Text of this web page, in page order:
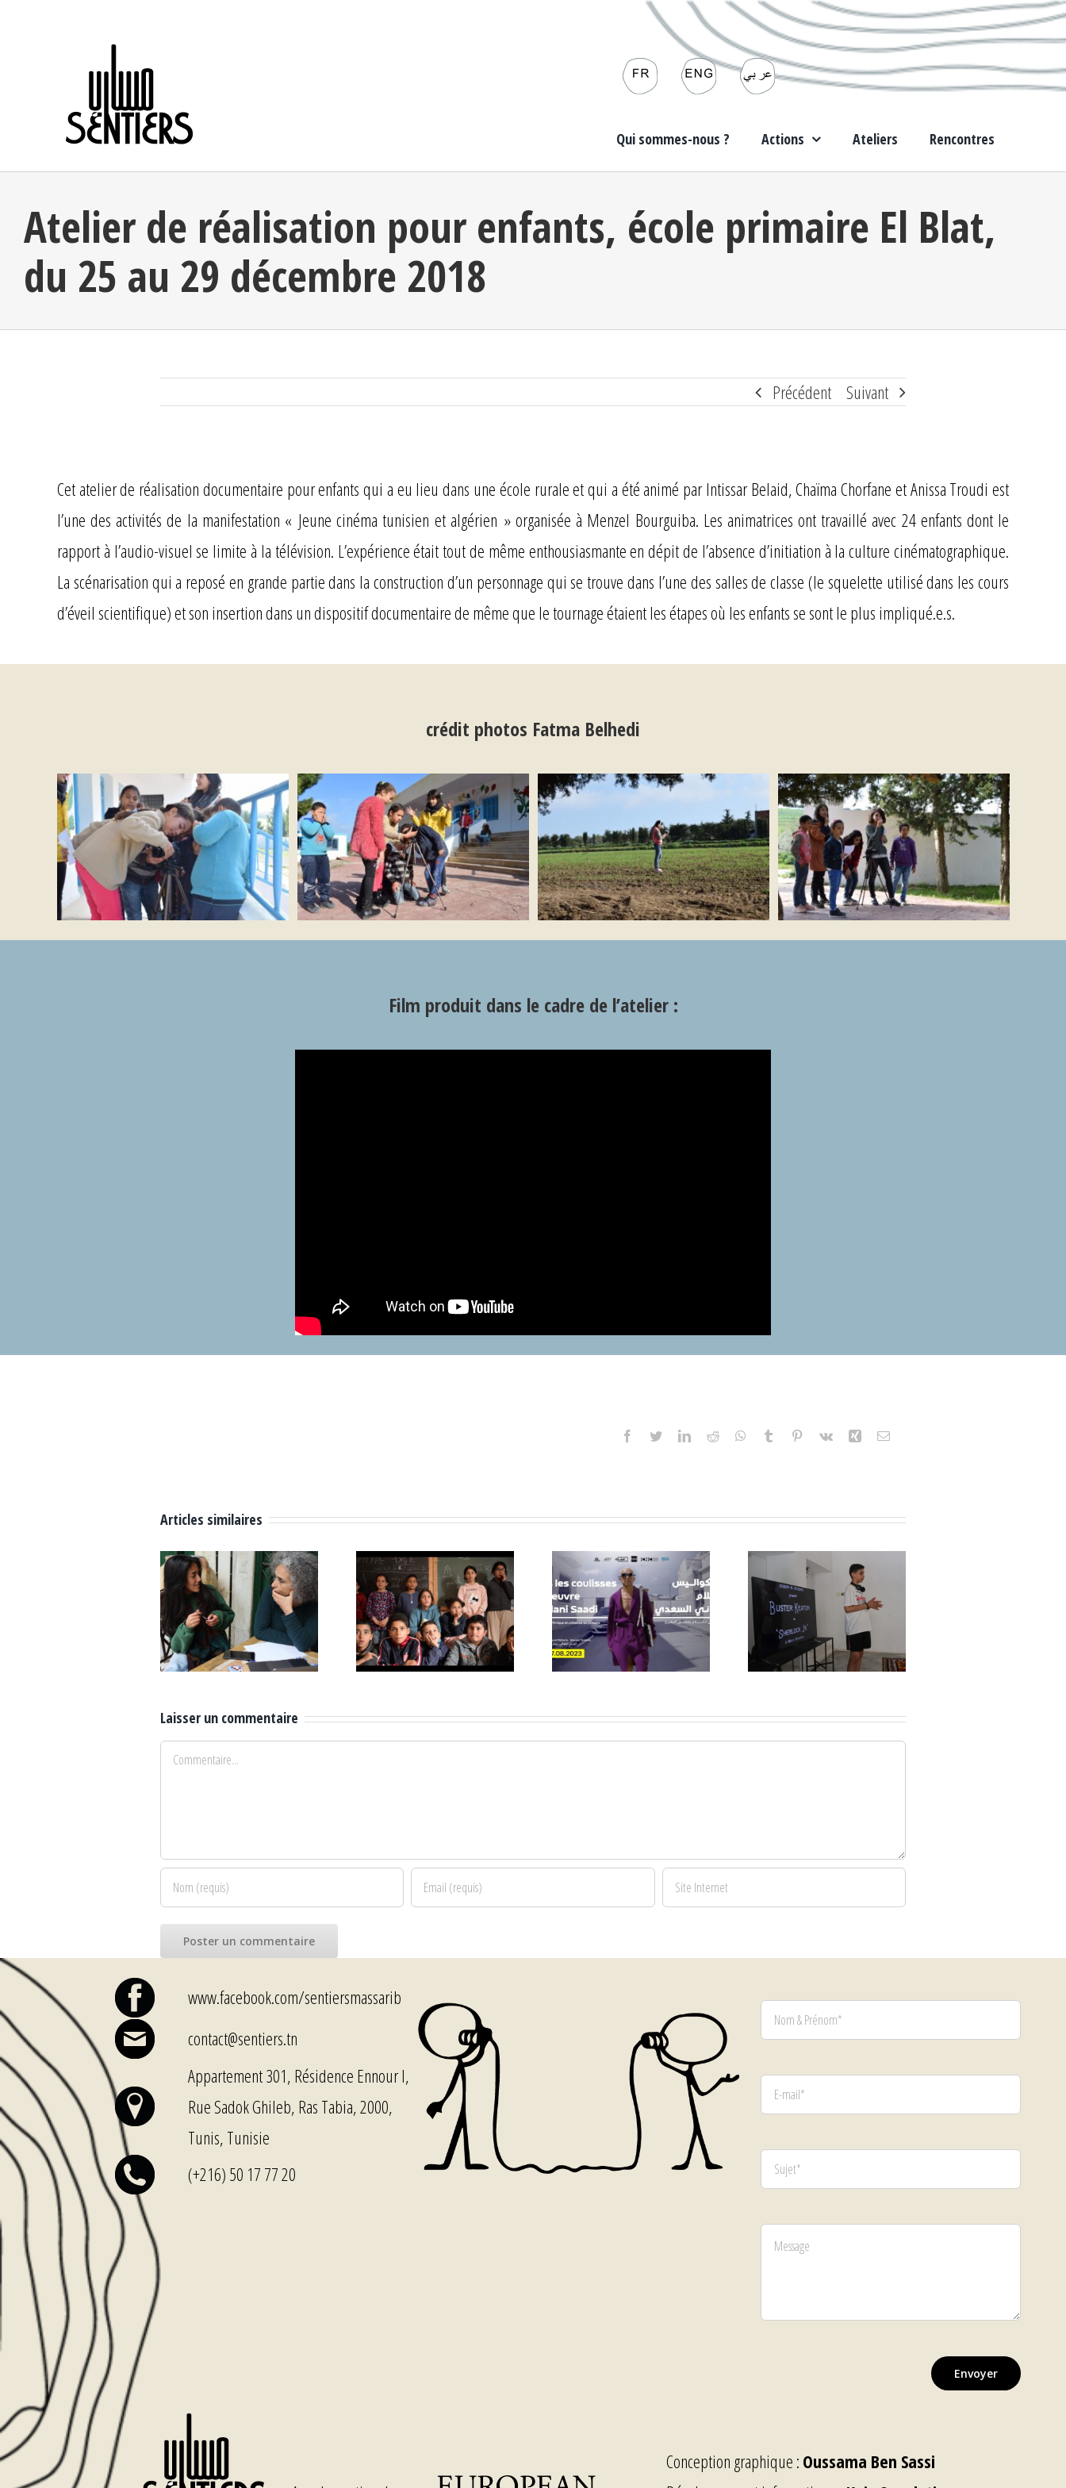
Qui sommes-nous ? Actions Ateliers Rencontres
Atelier de réalisation pour enfants, école primaire El Blat,
du 25 au 29 décembre 2018
Précédent Suivant
Cet atelier de réalisation documentaire pour enfants qui a eu lieu dans une école rurale et qui a été animé par Intissar Belaid, Chaïma Chorfane et Anissa Troudi est
l’une des activités de la manifestation « Jeune cinéma tunisien et algérien » organisée à Menzel Bourguiba. Les animatrices ont travaillé avec 24 enfants dont le
rapport à l’audio-visuel se limite à la télévision. L’expérience était tout de même enthousiasmante en dépit de l’absence d’initiation à la culture cinématographique.
La scénarisation qui a reposé en grande partie dans la construction d’un personnage qui se trouve dans l’une des salles de classe (le squelette utilisé dans les cours
d’éveil scientifique) et son insertion dans un dispositif documentaire de même que le tournage étaient les étapes où les enfants se sont le plus impliqué.e.s.
crédit photos Fatma Belhedi
Film produit dans le cadre de l’atelier :
Facebook
TwitterLinkedIn
RedditWhatsApp
Tumblr Pinterest
Vk Xing Email
Articles similaires
photographie
alternative,
école
primaire
mars 2024
Dans les
coulisses de
l’œuvre de
Jilani Saadi,
août 2023, au
Atelier de
critique, Dar
Bach Hamba,
juillet 2023
Laisser un commentaire
Commentaire
www.facebook.com/sentiersmassarib
contact@sentiers.tn
Appartement 301, Résidence Ennour I,
Rue Sadok Ghileb, Ras Tabia, 2000,
Tunis, Tunisie
(+216) 50 17 77 20
Envoyer
Conception graphique : Oussama Ben Sassi